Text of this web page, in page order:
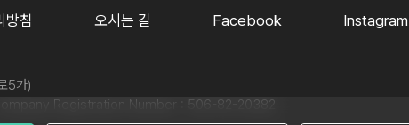
방침 오시는 길 Facebook Instagram
5가)
Registration Number : 506-82-20382